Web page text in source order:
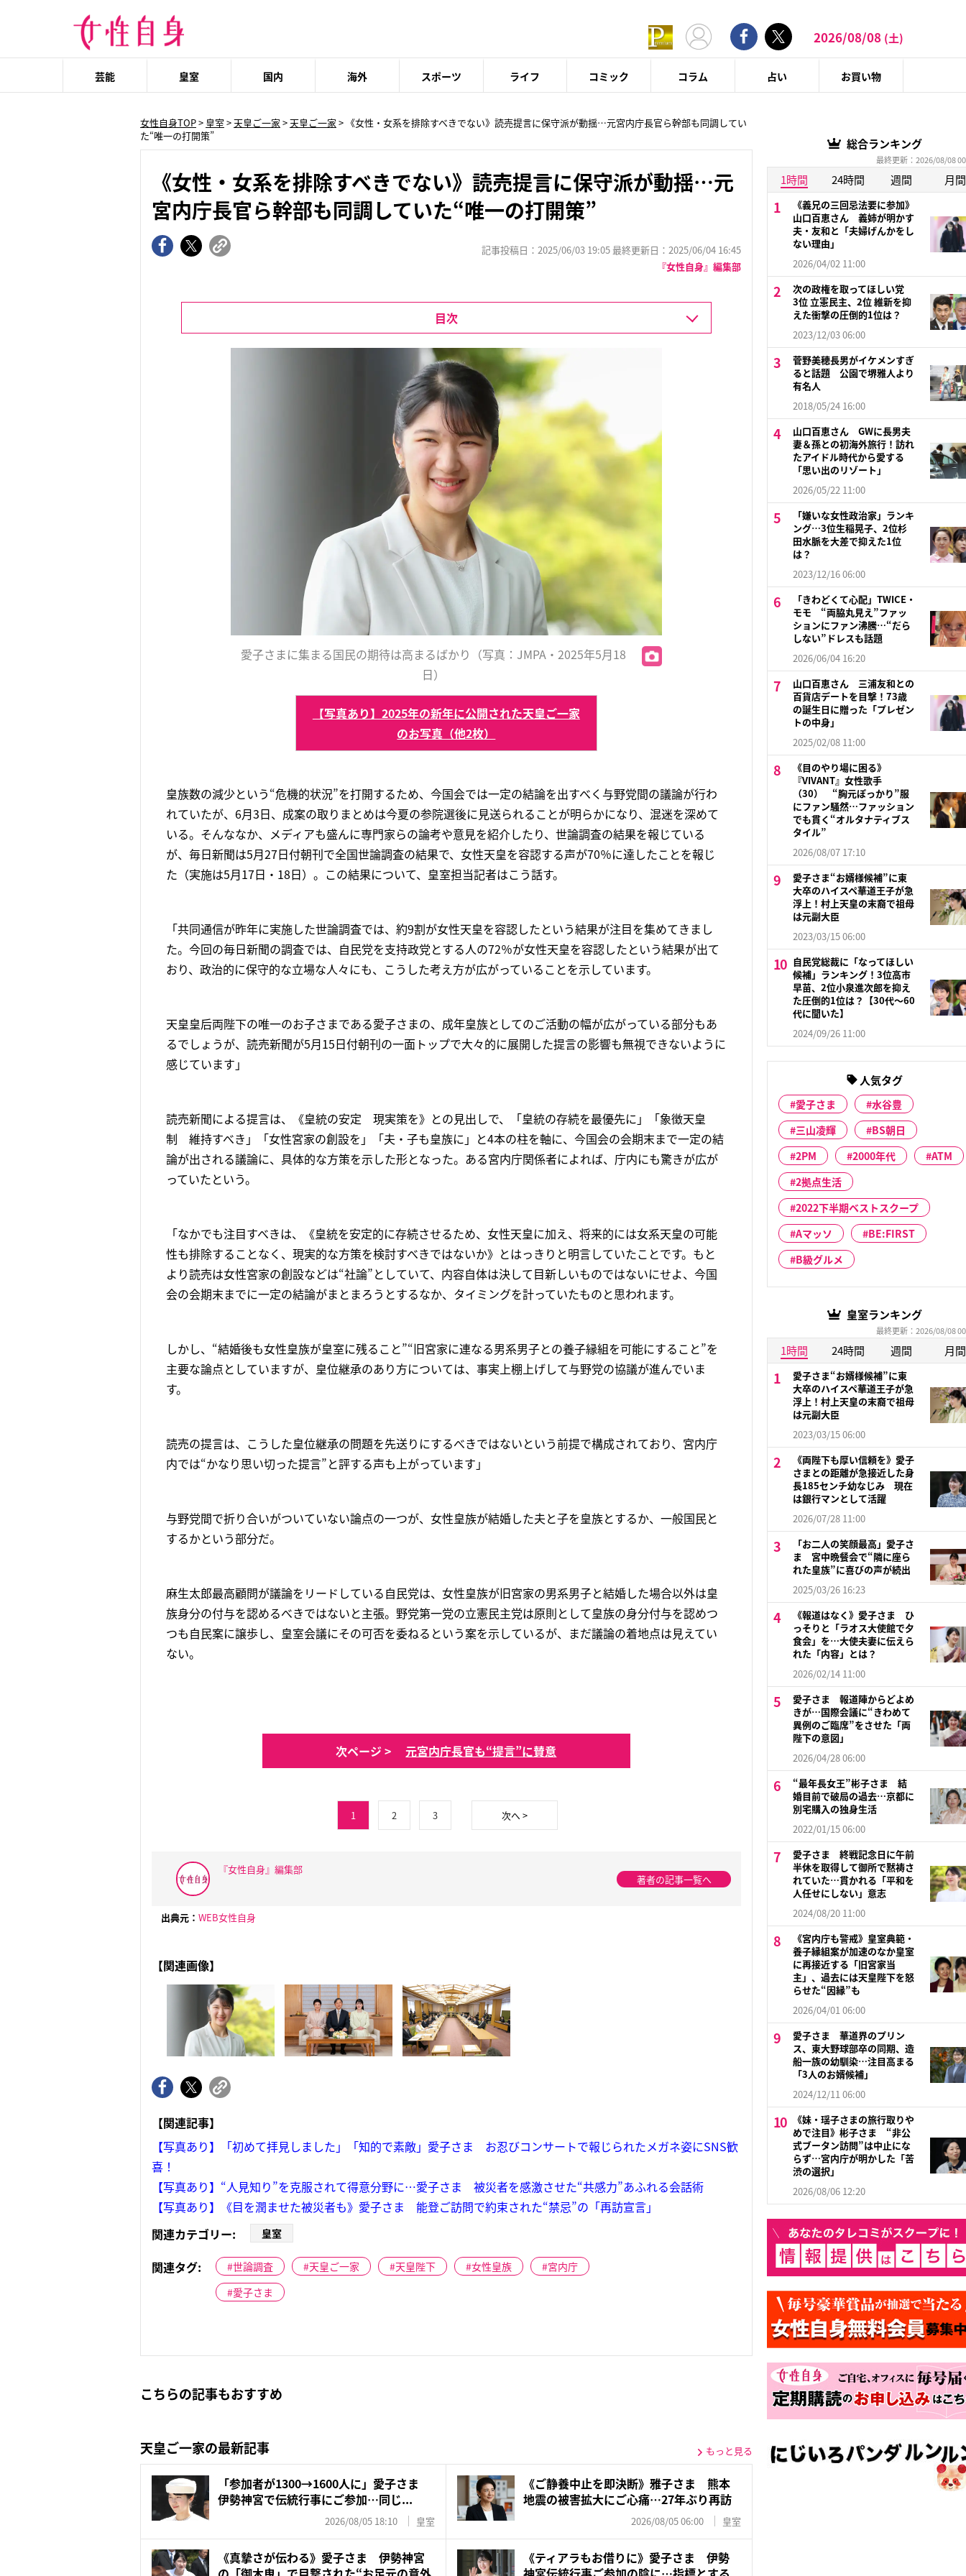
2026/08/08 (土)
芸能 皇室 国内 海外 スポーツ ライフ コミック コラム 占い お買い物
女性自身TOP> 皇室>天皇ご一家 >天皇ご一家 > 《女性・女系を排除すべきでない》読売提言に保守派が動揺…元宮内庁長官ら幹部も同調してい
た“唯一の打開策”
《女性・女系を排除すべきでない》読売提言に保守派が動揺…元
宮内庁長官ら幹部も同調していた“唯一の打開策”
記事投稿日：2025/06/03 19:05 最終更新日：2025/06/04 16:45
『女性自身』編集部
目次
愛子さまに集まる国民の期待は高まるばかり（写真：JMPA・2025年5月18
日）
【写真あり】2025年の新年に公開された天皇ご一家
のお写真（他2枚）
皇族数の減少という“危機的状況”を打開するため、今国会では一定の結論を出すべく与野党間の議論が行わ
れていたが、6月3日、成案の取りまとめは今夏の参院選後に見送られることが明らかになり、混迷を深めて
いる。そんななか、メディアも盛んに専門家らの論考や意見を紹介したり、世論調査の結果を報じている
が、毎日新聞は5月27日付朝刊で全国世論調査の結果で、女性天皇を容認する声が70％に達したことを報じ
た（実施は5月17日・18日）。この結果について、皇室担当記者はこう話す。
「共同通信が昨年に実施した世論調査では、約9割が女性天皇を容認したという結果が注目を集めてきまし
た。今回の毎日新聞の調査では、自民党を支持政党とする人の72％が女性天皇を容認したという結果が出て
おり、政治的に保守的な立場な人々にも、こうした考え方が広がっていることを示しています。
天皇皇后両陛下の唯一のお子さまである愛子さまの、成年皇族としてのご活動の幅が広がっている部分もあ
るでしょうが、読売新聞が5月15日付朝刊の一面トップで大々的に展開した提言の影響も無視できないように
感じています」
読売新聞による提言は、《皇統の安定 現実策を》との見出しで、「皇統の存続を最優先に」「象徴天皇
制 維持すべき」「女性宮家の創設を」「夫・子も皇族に」と4本の柱を軸に、今国会の会期末まで一定の結
論が出される議論に、具体的な方策を示した形となった。ある宮内庁関係者によれば、庁内にも驚きが広が
っていたという。
「なかでも注目すべきは、《皇統を安定的に存続させるため、女性天皇に加え、将来的には女系天皇の可能
性も排除することなく、現実的な方策を検討すべきではないか》とはっきりと明言していたことです。もと
より読売は女性宮家の創設などは“社論”としていて、内容自体は決して目新しいものではないにせよ、今国
会の会期末までに一定の結論がまとまろうとするなか、タイミングを計っていたものと思われます。
しかし、“結婚後も女性皇族が皇室に残ること”“旧宮家に連なる男系男子との養子縁組を可能にすること”を
主要な論点としていますが、皇位継承のあり方については、事実上棚上げして与野党の協議が進んでいま
す。
読売の提言は、こうした皇位継承の問題を先送りにするべきではないという前提で構成されており、宮内庁
内では“かなり思い切った提言”と評する声も上がっています」
与野党間で折り合いがついていない論点の一つが、女性皇族が結婚した夫と子を皇族とするか、一般国民と
するかという部分だ。
麻生太郎最高顧問が議論をリードしている自民党は、女性皇族が旧宮家の男系男子と結婚した場合以外は皇
族身分の付与を認めるべきではないと主張。野党第一党の立憲民主党は原則として皇族の身分付与を認めつ
つも自民案に譲歩し、皇室会議にその可否を委ねるという案を示しているが、まだ議論の着地点は見えてい
ない。
次ページ > 元宮内庁長官も“提言”に賛意
1 2 3 次へ >
『女性自身』編集部
著者の記事一覧へ
出典元： WEB女性自身
【関連画像】
【関連記事】
【写真あり】「初めて拝見しました」「知的で素敵」愛子さま お忍びコンサートで報じられたメガネ姿にSNS歓
喜！
【写真あり】“人見知り”を克服されて得意分野に…愛子さま 被災者を感激させた“共感力”あふれる会話術
【写真あり】《目を潤ませた被災者も》愛子さま 能登ご訪問で約束された“禁忌”の「再訪宣言」
関連カテゴリー:
皇室
関連タグ: 世論調査 天皇ご一家 天皇陛下 女性皇族
宮内庁
愛子さま
こちらの記事もおすすめ
天皇ご一家の最新記事 もっと見る
「参加者が1300→1600人に」愛子さま
伊勢神宮で伝統行事にご参加…同じ...
2026/08/05 18:10 皇室
《ご静養中止を即決断》雅子さま 熊本
地震の被害拡大にご心痛…27年ぶり再訪
2026/08/05 06:00 皇室
《真摯さが伝わる》愛子さま 伊勢神宮
《ティアラもお借りに》愛子さま 伊勢
総合ランキング
最終更新：2026/08/08
1時間 24時間 週間 月間
《義兄の三回忌法要に参加》
山口百恵さん 義姉が明かす
夫・友和と「夫婦げんかをし
ない理由」
2026/04/02 11:00
次の政権を取ってほしい党
3位 立憲民主、2位 維新を抑
えた衝撃の圧倒的1位は？
2023/12/03 06:00
菅野美穂長男がイケメンすぎ
ると話題 公園で堺雅人より
有名人
2018/05/24 16:00
山口百恵さん GWに長男夫
妻＆孫との初海外旅行！訪れ
たアイドル時代から愛する
「思い出のリゾート」
2026/05/22 11:00
「嫌いな女性政治家」ランキ
ング…3位生稲晃子、2位杉
田水脈を大差で抑えた1位
は？
2023/12/16 06:00
「きわどくて心配」TWICE・
モモ “両脇丸見え”ファッ
ションにファン沸騰…“だら
しない”ドレスも話題
2026/06/04 16:20
山口百恵さん 三浦友和との
百貨店デートを目撃！73歳
の誕生日に贈った「プレゼン
トの中身」
2025/02/08 11:00
《目のやり場に困る》
『VIVANT』女性歌手
（30） “胸元ぽっかり”服
にファン騒然…ファッション
でも貫く“オルタナティブス
タイル”
2026/08/07 17:10
愛子さま“お婿様候補”に東
大卒のハイスペ華道王子が急
浮上！村上天皇の末裔で祖母
は元副大臣
2023/03/15 06:00
自民党総裁に「なってほしい
候補」ランキング！3位高市
早苗、2位小泉進次郎を抑え
た圧倒的1位は？【30代〜60
代に聞いた】
2024/09/26 11:00
人気タグ
愛子さま
水谷豊
三山凌輝
BS朝日
2PM
2000年代
ATM
2拠点生活
2022下半期ベストスクープ
Aマッソ
BE:FIRST
B級グルメ
皇室ランキング
最終更新：2026/08/08
1時間 24時間 週間 月間
愛子さま“お婿様候補”に東
大卒のハイスペ華道王子が急
浮上！村上天皇の末裔で祖母
は元副大臣
2023/03/15 06:00
《両陛下も厚い信頼を》愛子
さまとの距離が急接近した身
長185センチ幼なじみ 現在
は銀行マンとして活躍
2026/07/28 11:00
「お二人の笑顔最高」愛子さ
ま 宮中晩餐会で“隣に座ら
れた皇族”に喜びの声が続出
2025/03/26 16:23
《報道はなく》愛子さま ひ
っそりと「ラオス大使館で夕
食会」を…大使夫妻に伝えら
れた「内容」とは？
2026/02/14 11:00
愛子さま 報道陣からどよめ
きが…国際会議に“きわめて
異例のご臨席”をさせた「両
陛下の意図」
2026/04/28 06:00
“最年長女王”彬子さま 結
婚目前で破局の過去…京都に
別宅購入の独身生活
2022/01/15 06:00
愛子さま 終戦記念日に午前
半休を取得して御所で黙祷さ
れていた…貫かれる「平和を
人任せにしない」意志
2024/08/20 11:00
《宮内庁も警戒》皇室典範・
養子縁組案が加速のなか皇室
に再接近する「旧宮家当
主」、過去には天皇陛下を怒
らせた“因縁”も
2026/04/01 06:00
愛子さま 華道界のプリン
ス、東大野球部卒の同期、造
船一族の幼馴染…注目高まる
「3人のお婿候補」
2024/12/11 06:00
《妹・瑶子さまの旅行取りや
めで注目》彬子さま “非公
式ブータン訪問”は中止にな
らず…宮内庁が明かした「苦
渋の選択」
2026/08/06 12:20